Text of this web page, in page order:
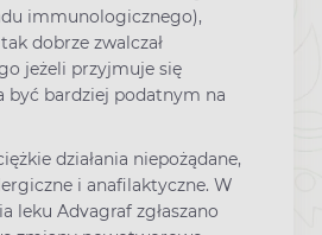
immunologicznego),
dobrze zwalczał
jeżeli przyjmuje się
być bardziej podatnym na
działania niepożądane,
i anafilaktyczne. W
leku Advagraf zgłaszano